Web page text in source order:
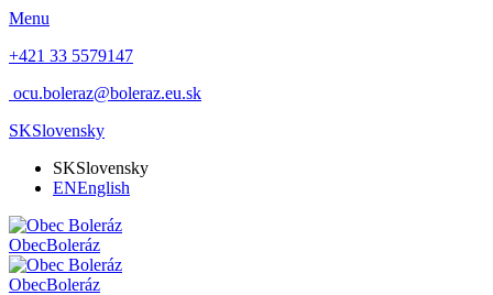
Menu
+421 33 5579147
ocu.boleraz@boleraz.eu.sk
SKSlovensky
SKSlovensky
ENEnglish
ObecBoleráz
ObecBoleráz